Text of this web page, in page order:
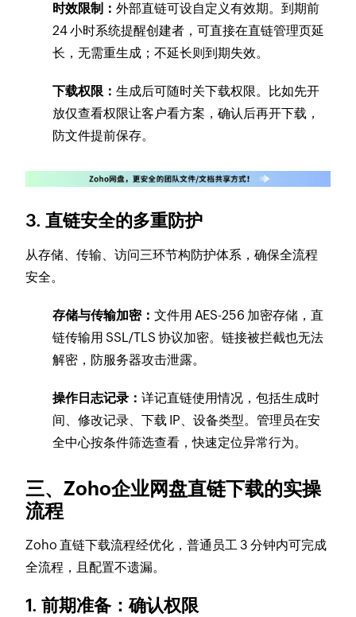
时效限制：外部直链可设自定义有效期。到期前
24 小时系统提醒创建者，可直接在直链管理页延
长，无需重生成；不延长则到期失效。
下载权限：生成后可随时关下载权限。比如先开
放仅查看权限让客户看方案，确认后再开下载，
防文件提前保存。
3. 直链安全的多重防护
从存储、传输、访问三环节构防护体系，确保全流程
安全。
存储与传输加密：文件用 AES-256 加密存储，直
链传输用 SSL/TLS 协议加密。链接被拦截也无法
解密，防服务器攻击泄露。
操作日志记录：详记直链使用情况，包括生成时
间、修改记录、下载 IP、设备类型。管理员在安
全中心按条件筛选查看，快速定位异常行为。
三、Zoho企业网盘直链下载的实操
流程
Zoho 直链下载流程经优化，普通员工 3 分钟内可完成
全流程，且配置不遗漏。
1. 前期准备：确认权限